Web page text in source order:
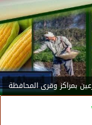
بمراكز وقرى المحافظة